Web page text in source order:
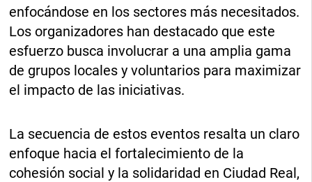
enfocándose en los sectores más necesitados.
Los organizadores han destacado que este
esfuerzo busca involucrar a una amplia gama
de grupos locales y voluntarios para maximizar
el impacto de las iniciativas.
La secuencia de estos eventos resalta un claro
enfoque hacia el fortalecimiento de la
cohesión social y la solidaridad en Ciudad Real,